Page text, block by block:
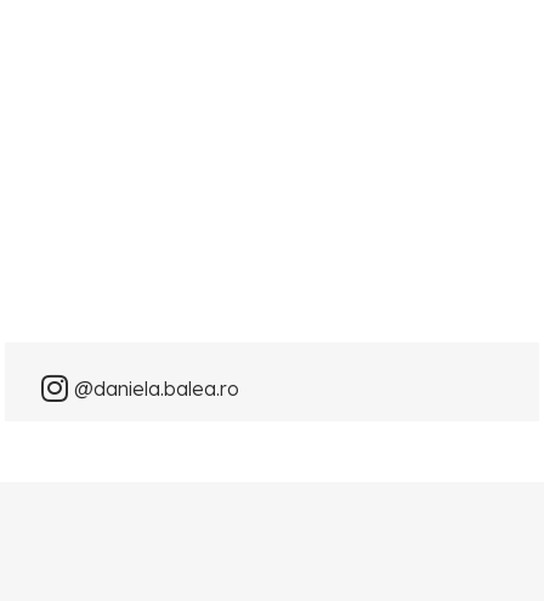
@daniela.balea.ro